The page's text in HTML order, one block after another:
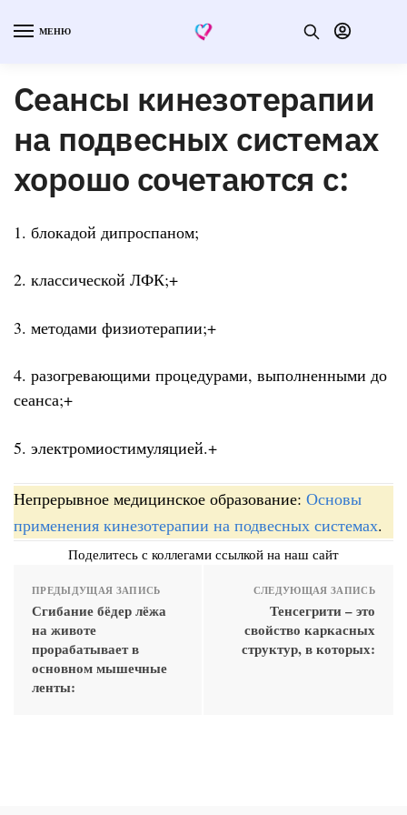
МЕНЮ
Сеансы кинезотерапии
на подвесных системах
хорошо сочетаются с:
1. блокадой дипроспаном;
2. классической ЛФК;+
3. методами физиотерапии;+
4. разогревающими процедурами, выполненными до
сеанса;+
5. электромиостимуляцией.+
Непрерывное медицинское образование: Основы
применения кинезотерапии на подвесных системах.
Поделитесь с коллегами ссылкой на наш сайт
ПРЕДЫДУЩАЯ ЗАПИСЬ
Сгибание бёдер лёжа
на животе
прорабатывает в
основном мышечные
ленты:
СЛЕДУЮЩАЯ ЗАПИСЬ
Тенсегрити – это
свойство каркасных
структур, в которых: